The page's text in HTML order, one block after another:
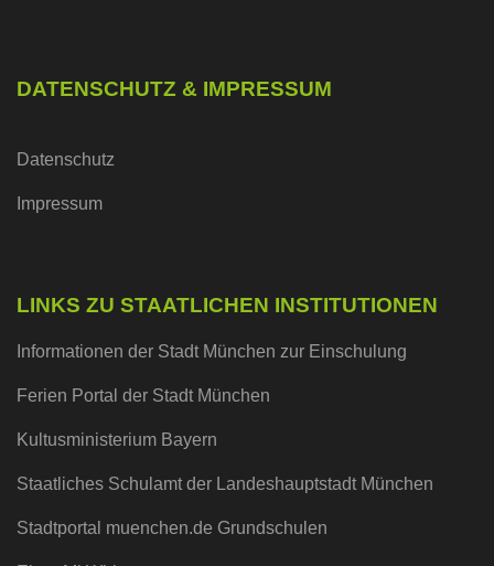
DATENSCHUTZ & IMPRESSUM
Datenschutz
Impressum
LINKS ZU STAATLICHEN INSTITUTIONEN
Informationen der Stadt München zur Einschulung
Ferien Portal der Stadt München
Kultusministerium Bayern
Staatliches Schulamt der Landeshauptstadt München
Stadtportal muenchen.de Grundschulen